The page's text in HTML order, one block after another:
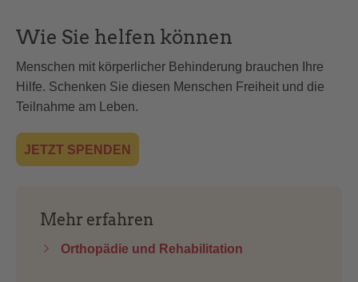
Wie Sie helfen können
Menschen mit körperlicher Behinderung brauchen Ihre
Hilfe. Schenken Sie diesen Menschen Freiheit und die
Teilnahme am Leben.
JETZT SPENDEN
Mehr erfahren
Orthopädie und Rehabilitation